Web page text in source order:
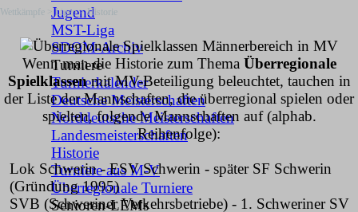
Jugend
MST-Liga
SDOM-Archiv
Turniere▼
Turnierkalender
Deutsche Meisterschaften
Norddeutsche Meisterschaften
Landesmeisterschaften
Historie
Turniere aus M-V
Überregionale Turniere
Senioren-LEMs▼
Wettkämpfe > Ligen > Historie
Wenn man die Historie zum Thema Überregionale
Spielklassenmit MV-Beteiligung beleuchtet, tauchen in
der Liste der Mannschaften, die überregional spielen oder
spielten, folgende Mannschaften auf (alphab.
Reihenfolge):
Lok Schwerin - ESV Schwerin - später SF Schwerin
(Gründung 1995)
SVB (Schweriner Verkehrsbetriebe) - 1. Schweriner SV